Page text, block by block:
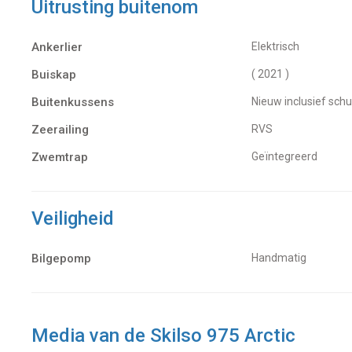
Uitrusting buitenom
Ankerlier Elektrisch
Buiskap ( 2021 )
Buitenkussens Nieuw inclusief
Zeerailing RVS
Zwemtrap Geïntegreerd
Veiligheid
Bilgepomp Handmatig
Media van de Skilso 975 Arctic